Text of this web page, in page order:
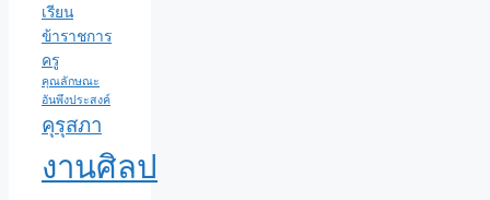
เรียน
ข้าราชการ
ครู
คุณลักษณะ
อันพึงประสงค์
คุรุสภา
งานศิลป